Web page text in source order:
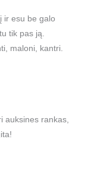
ir esu be galo
tik pas ją.
maloni, kantri.
auksines rankas,